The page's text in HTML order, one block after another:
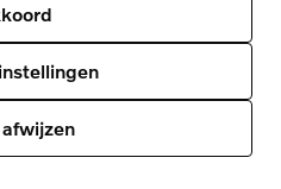
enhet privacybeleid van Google
zijn van toepassing
of licentiegevers).
| Powered by